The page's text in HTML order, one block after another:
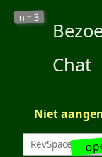
n =3
Chat
Niet